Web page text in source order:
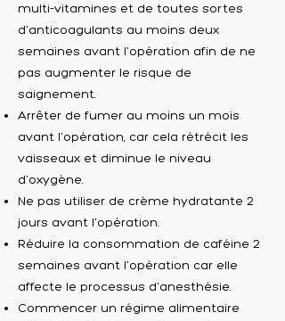
multi-vitamines et de toutes sortes
d'anticoagulants au moins deux
semaines avant l'opération afin de ne
pas augmenter le risque de
saignement.
Arrêter de fumer au moins un mois
avant l'opération, car cela rétrécit les
vaisseaux et diminue le niveau
d'oxygène.
Ne pas utiliser de crème hydratante 2
jours avant l'opération.
Réduire la consommation de caféine 2
semaines avant l'opération car elle
affecte le processus d'anesthésie.
Commencer un régime alimentaire